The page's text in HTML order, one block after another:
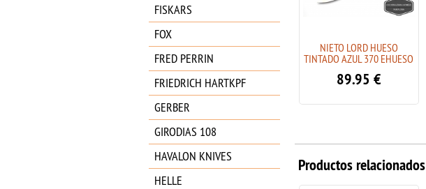
FISKARS
FOX
FRED PERRIN
FRIEDRICH HARTKPF
GERBER
GIRODIAS 108
HAVALON KNIVES
HELLE
NIETO BULLET MICARTA
NEGRA 165M
83.95€
NIETO LORD HUESO
TINTADO AZUL 370 EHUESO
89.95 €
Productos relacionados